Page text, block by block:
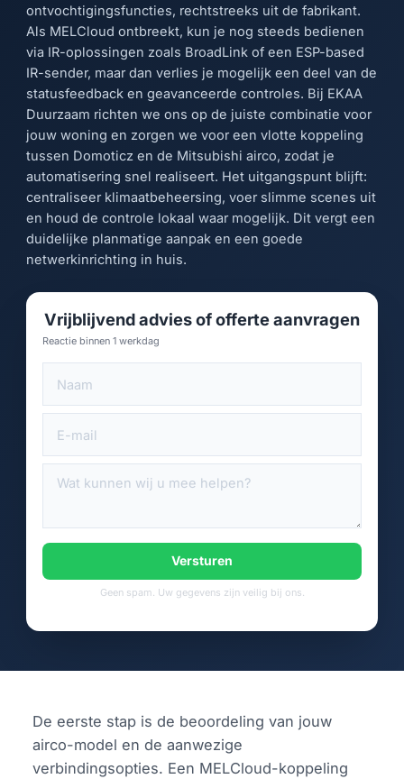
ontvochtigingsfuncties, rechtstreeks uit de fabrikant.
Als MELCloud ontbreekt, kun je nog steeds bedienen
via IR-oplossingen zoals BroadLink of een ESP-based
IR-sender, maar dan verlies je mogelijk een deel van de
statusfeedback en geavanceerde controles. Bij EKAA
Duurzaam richten we ons op de juiste combinatie voor
jouw woning en zorgen we voor een vlotte koppeling
tussen Domoticz en de Mitsubishi airco, zodat je
automatisering snel realiseert. Het uitgangspunt blijft:
centraliseer klimaatbeheersing, voer slimme scenes uit
en houd de controle lokaal waar mogelijk. Dit vergt een
duidelijke planmatige aanpak en een goede
netwerkinrichting in huis.
Vrijblijvend advies of offerte aanvragen
Reactie binnen 1 werkdag
Versturen
Geen spam. Uw gegevens zijn veilig bij ons.
De eerste stap is de beoordeling van jouw
airco-model en de aanwezige
verbindingsopties. Een MELCloud-koppeling